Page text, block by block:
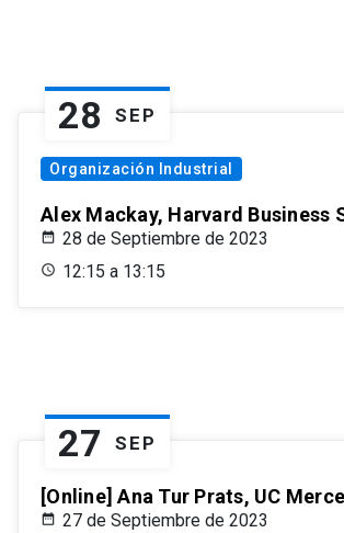
28 SEP
Organización Industrial
Alex Mackay, Harvard Business
28 de Septiembre de 2023
12:15 a 13:15
27 SEP
[Online] Ana Tur Prats, UC
27 de Septiembre de 2023